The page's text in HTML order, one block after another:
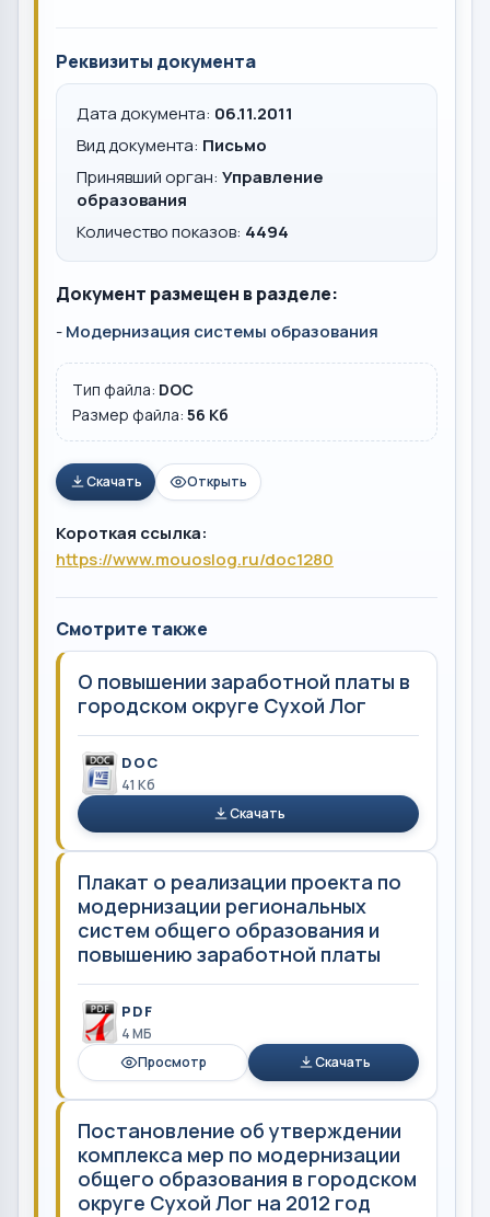
Реквизиты документа
Дата документа: 06.11.2011
Вид документа: Письмо
Принявший орган: Управление
образования
Количество показов: 4494
Документ размещен в разделе:
-Модернизация системы образования
Тип файла: DOC
Размер файла: 56 Кб
Скачать Открыть
Короткая ссылка:
https://www.mouoslog.ru/doc1280
Смотрите также
О повышении заработной платы в
городском округе Сухой Лог
DOC
41 Кб
Скачать
Плакат о реализации проекта по
модернизации региональных
систем общего образования и
повышению заработной платы
PDF
4 MБ
Просмотр
Скачать
Постановление об утверждении
комплекса мер по модернизации
общего образования в городском
округе Сухой Лог на 2012 год